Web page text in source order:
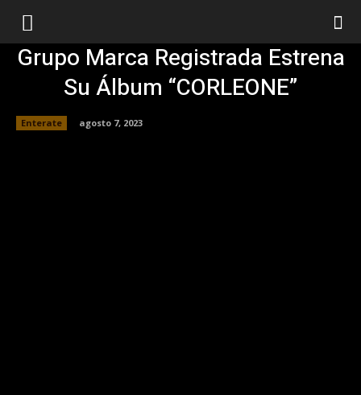
Grupo Marca Registrada Estrena
Su Álbum “CORLEONE”
Enterate agosto 7, 2023